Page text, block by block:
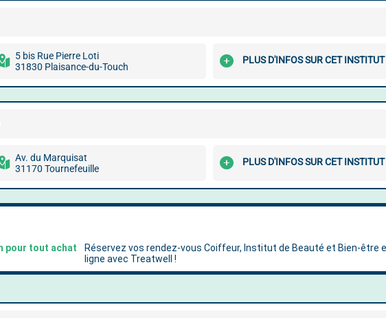
5 bis Rue Pierre Loti
31830 Plaisance-du-Touch
PLUS D'INFOS SUR CET INSTITUT
Av. du Marquisat
31170 Tournefeuille
PLUS D'INFOS SUR CET INSTITUT